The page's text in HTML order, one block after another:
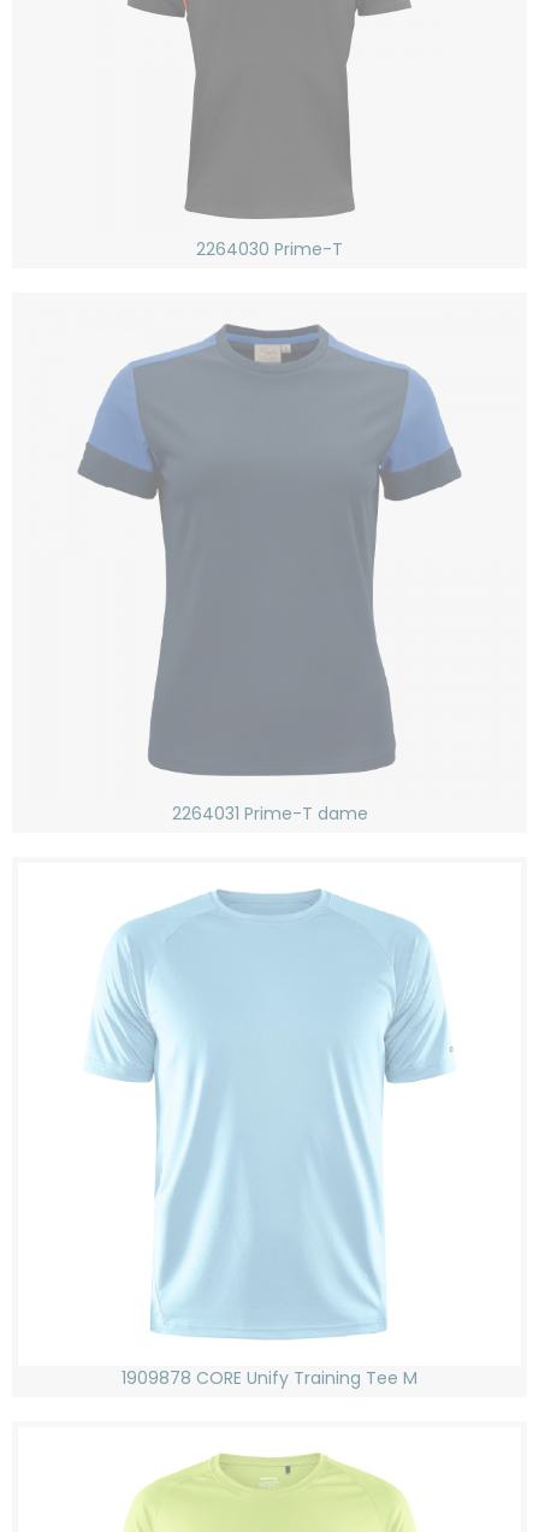
2264030 Prime-T
2264031 Prime-T dame
1909878 CORE Unify Training Tee M